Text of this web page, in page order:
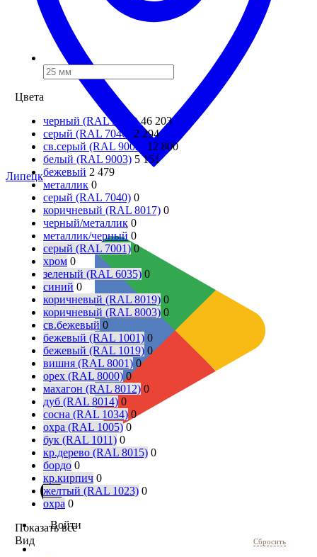
Липецк
Войти
Цвета
черный (RAL 9005) 46 203
серый (RAL 7046)
2 294
св.серый (RAL 9002)
12 800
белый (RAL 9003) 5 151
бежевый 2 479
металлик 0
серый (RAL 7040) 0
коричневый (RAL 8017) 0
черный/металлик 0
металлик/черный 0
серый (RAL 7001) 0
хром 0
зеленый (RAL 6035) 0
синий 0
коричневый (RAL 8019) 0
коричневый (RAL 8003) 0
св.бежевый 0
бежевый (RAL 1001) 0
бежевый (RAL 1019) 0
вишня (RAL 8001) 0
орех (RAL 8000) 0
махагон (RAL 8012) 0
дуб (RAL 8014) 0
сосна (RAL 1034) 0
охра (RAL 1005) 0
бук (RAL 1011) 0
кр.дерево (RAL 8015) 0
бордо 0
кр.кирпич 0
желтый (RAL 1023) 0
охра 0
Показать все
Вид
Сбросить